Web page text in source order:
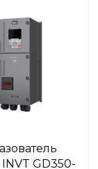
INVT GD350-